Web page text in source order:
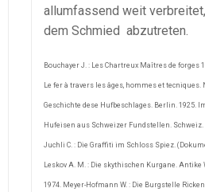
allumfassend weit
dem Schmied abzutreten.
Bouchayer J. : Les Chartreux Maîtres de forges
Le fer à travers les âges, hommes et tecniques.
Geschichte dese Hufbeschlages. Berlin. 1925.
Hufeisen aus Schweizer Fundstellen. Schweiz.
Juchli C. : Die Graffiti im Schloss Spiez.
Leskov A. M. : Die skythischen Kurgane. Antike
1974. Meyer-Hofmann W. : Die Burgstelle